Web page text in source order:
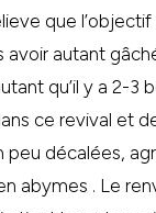
que l’objectif
avoir autant
qu’il y a 2-3
ce revival et
peu décalées,
abymes . Le